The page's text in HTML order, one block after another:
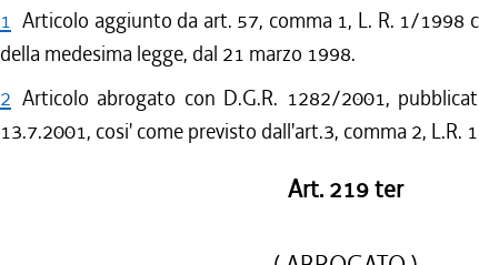
1 Articolo aggiunto da art. 57, comma 1, L. R. 1/1998
della medesima legge, dal 21 marzo 1998.
2 Articolo abrogato con D.G.R. 1282/2001,
13.7.2001, cosi' come previsto dall'art.3, comma 2, L.R.
Art. 219 ter